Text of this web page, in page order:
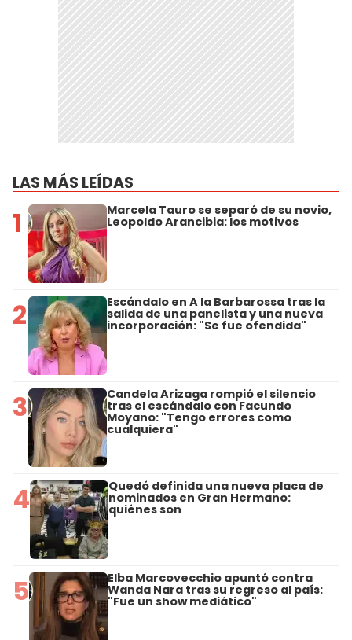
LAS MÁS LEÍDAS
1 Marcela Tauro se separó de su novio,
Leopoldo Arancibia: los motivos
2 Escándalo en A la Barbarossa tras la
salida de una panelista y una nueva
incorporación: "Se fue ofendida"
3 Candela Arizaga rompió el silencio
tras el escándalo con Facundo
Moyano: "Tengo errores como
cualquiera"
4 Quedó definida una nueva placa de
nominados en Gran Hermano:
quiénes son
5 Elba Marcovecchio apuntó contra
Wanda Nara tras su regreso al país:
"Fue un show mediático"